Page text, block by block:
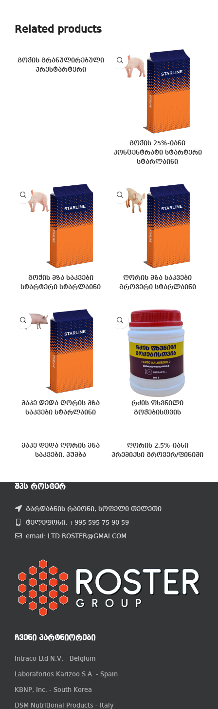
Related products
გოჭის გრანულირებული
პრესტარტერი
გოჭის 25%-იანი
კონცენტრატი სტარტერი
სტარლაინი
გოჭის მზა საკვები
სტარტერი სტარლაინი
ღორის მზა საკვები
გროვერი სტარლაინი
მაკე დედა ღორის მზა
საკვები სტარლაინი
რძის ფხვნილი
გოჭებისთვის
მაკე დედა ღორის მზა
საკვები, პუმბა
ღორის 2,5%-იანი
პრემიქსი გროვერ/ფინიში
ᲨᲞᲡ ᲠᲝᲡᲢᲔᲠ
გარდაბნის რაიონი, სოფელი თელეთი
ტელეფონი: +995 595 75 90 59
email: LTD.ROSTER@GMAI.COM
ᲩᲕᲔᲜᲘ ᲞᲐᲠᲢᲜᲘᲝᲠᲔᲑᲘ
Intraco Ltd N.V. - Belgium
Laboratorios Karizoo S.A. - Spain
KBNP, Inc. - South Korea
DSM Nutritional Products - Italy